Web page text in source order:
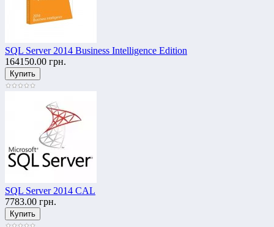
SQL Server 2014 Business Intelligence Edition
164150.00 грн.
SQL Server 2014 CAL
7783.00 грн.